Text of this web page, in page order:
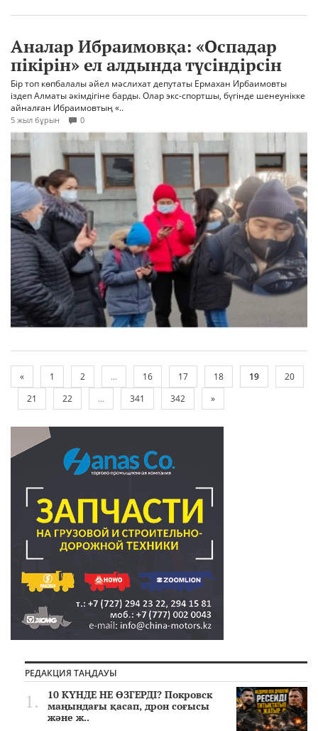
Аналар Ибраимовқа: «Оспадар
пікірін» ел алдында түсіндірсін
Бір топ көпбалалы әйел мәслихат депутаты Ермахан Ирбаимовты
іздеп Алматы әкімдігіне барды. Олар экс-спортшы, бүгінде шенеунікке
айналған Ибраимовтың «..
5 жыл бұрын 0
« 1 2 ... 16 17 18 19
20
21
22 ... 341 342 »
РЕДАКЦИЯ ТАҢДАУЫ
10 КҮНДЕ НЕ ӨЗГЕРДІ? Покровск
маңындағы қасап, дрон соғысы
және ж..